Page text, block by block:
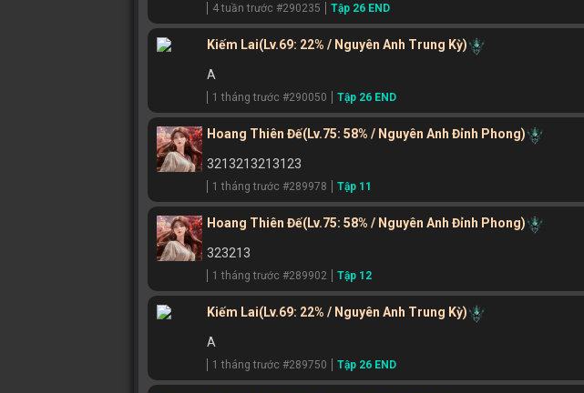
4 tuần trước #290235 Tập 26 END
Kiếm Lai(Lv.69: 22% / Nguyên Anh Trung Kỳ)
A
1 tháng trước #290050 Tập 26 END
Hoang Thiên Đế(Lv.75: 58% / Nguyên Anh Đỉnh Phong)
3213213213123
1 tháng trước #289978 Tập 11
Hoang Thiên Đế(Lv.75: 58% / Nguyên Anh Đỉnh Phong)
323213
1 tháng trước #289902 Tập 12
Kiếm Lai(Lv.69: 22% / Nguyên Anh Trung Kỳ)
A
1 tháng trước #289750 Tập 26 END